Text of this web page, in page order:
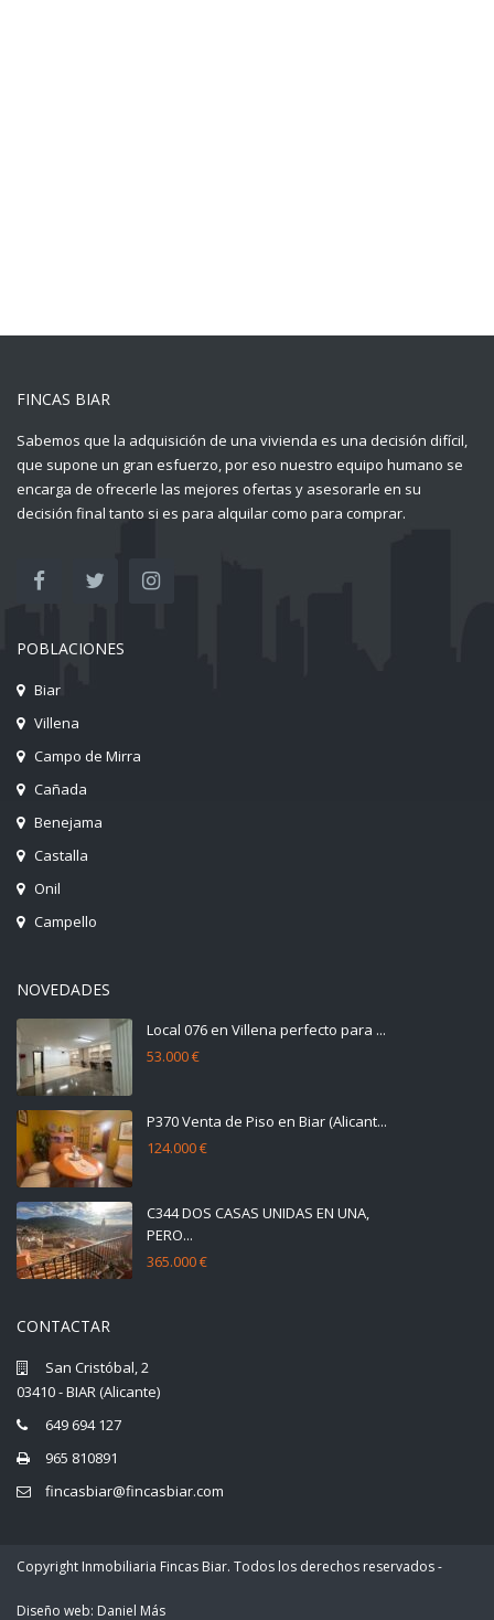
FINCAS BIAR
Sabemos que la adquisición de una vivienda es una decisión difícil,
que supone un gran esfuerzo, por eso nuestro equipo humano se
encarga de ofrecerle las mejores ofertas y asesorarle en su
decisión final tanto si es para alquilar como para comprar.
POBLACIONES
Biar
Villena
Campo de Mirra
Cañada
Benejama
Castalla
Onil
Campello
NOVEDADES
Local 076 en Villena perfecto para ...
53.000 €
P370 Venta de Piso en Biar (Alicant...
124.000 €
C344 DOS CASAS UNIDAS EN UNA,
PERO...
365.000 €
CONTACTAR
San Cristóbal, 2
03410 - BIAR (Alicante)
649 694 127
965 810891
fincasbiar@fincasbiar.com
Copyright Inmobiliaria Fincas Biar. Todos los derechos reservados -
Diseño web: Daniel Más